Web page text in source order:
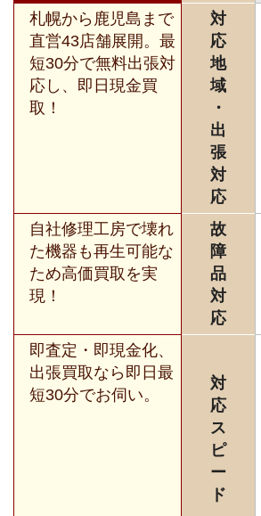
札幌から鹿児島まで
直営43店舗展開。最
短30分で無料出張対
応し、即日現金買
取！
対
応
地
域
・
出
張
対
応
自社修理工房で壊れ
た機器も再生可能な
ため高価買取を実
現！
故
障
品
対
応
即査定・即現金化、
出張買取なら即日最
短30分でお伺い。
対
応
ス
ピ
ー
ド